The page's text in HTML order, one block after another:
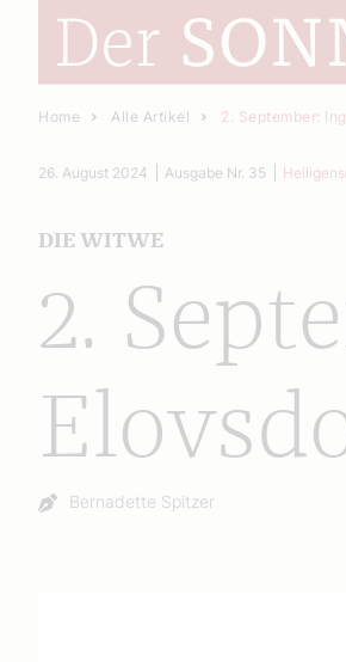
Home Alle Artikel 2. September:
2.
DIE WITWE
26. August 2024 Ausgabe Nr. 35
Autor:
Bernadette Spitzer